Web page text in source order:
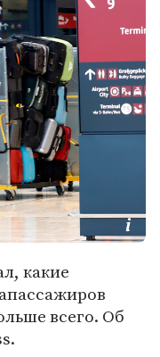
какие
всего. Об